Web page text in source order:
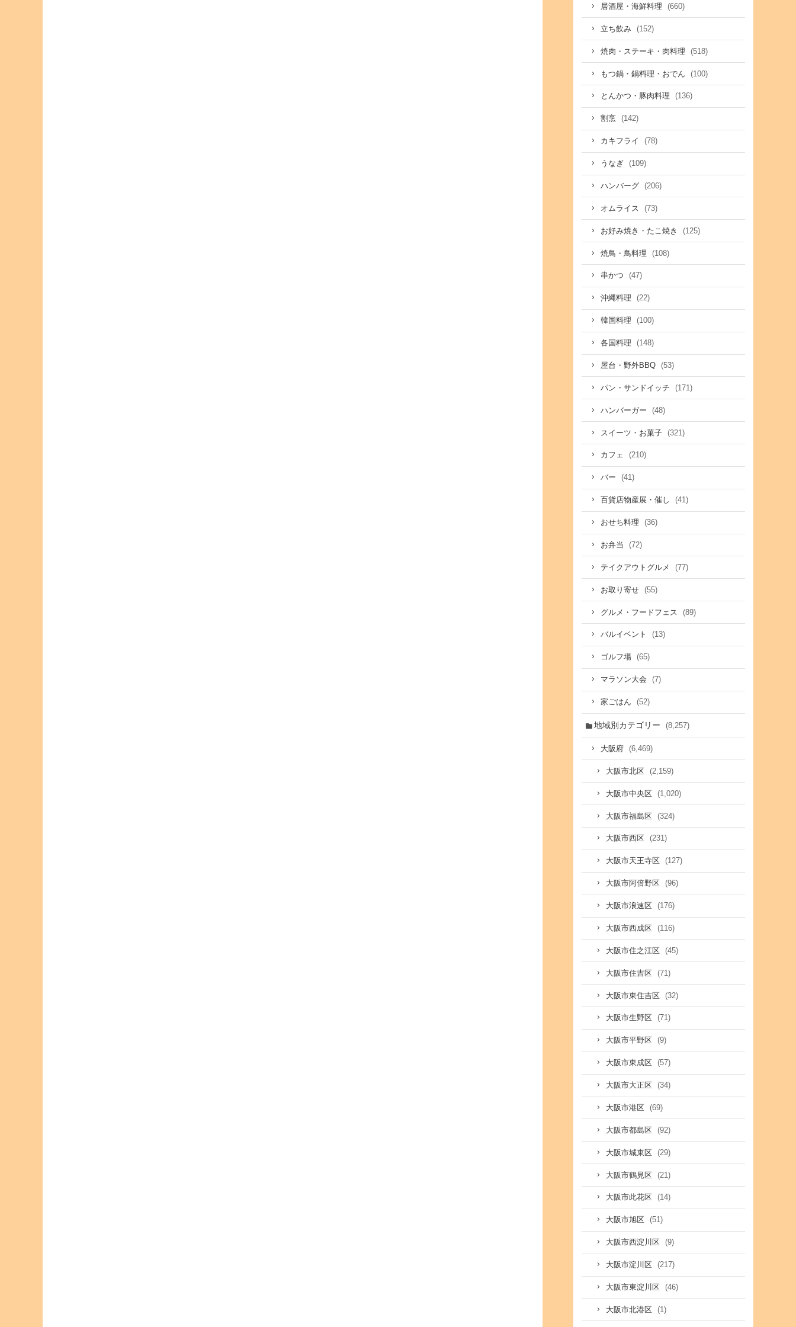
居酒屋・海鮮料理 (660)
立ち飲み (152)
焼肉・ステーキ・肉料理 (518)
もつ鍋・鍋料理・おでん (100)
とんかつ・豚肉料理 (136)
割烹 (142)
カキフライ (78)
うなぎ (109)
ハンバーグ (206)
オムライス (73)
お好み焼き・たこ焼き (125)
焼鳥・鳥料理 (108)
串かつ (47)
沖縄料理 (22)
韓国料理 (100)
各国料理 (148)
屋台・野外BBQ (53)
パン・サンドイッチ (171)
ハンバーガー (48)
スイーツ・お菓子 (321)
カフェ (210)
バー (41)
百貨店物産展・催し (41)
おせち料理 (36)
お弁当 (72)
テイクアウトグルメ (77)
お取り寄せ (55)
グルメ・フードフェス (89)
バルイベント (13)
ゴルフ場 (65)
マラソン大会 (7)
家ごはん (52)
地域別カテゴリー (8,257)
大阪府 (6,469)
大阪市北区 (2,159)
大阪市中央区 (1,020)
大阪市福島区 (324)
大阪市西区 (231)
大阪市天王寺区 (127)
大阪市阿倍野区 (96)
大阪市浪速区 (176)
大阪市西成区 (116)
大阪市住之江区 (45)
大阪市住吉区 (71)
大阪市東住吉区 (32)
大阪市生野区 (71)
大阪市平野区 (9)
大阪市東成区 (57)
大阪市大正区 (34)
大阪市港区 (69)
大阪市都島区 (92)
大阪市城東区 (29)
大阪市鶴見区 (21)
大阪市此花区 (14)
大阪市旭区 (51)
大阪市西淀川区 (9)
大阪市淀川区 (217)
大阪市東淀川区 (46)
大阪市北港区 (1)